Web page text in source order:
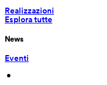
Realizzazioni
Esplora tutte
News
Eventi
•